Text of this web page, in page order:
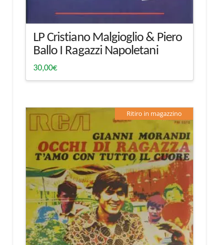
LP Cristiano Malgioglio & Piero
Ballo I Ragazzi Napoletani
30,00€
Ritiro in magazzino